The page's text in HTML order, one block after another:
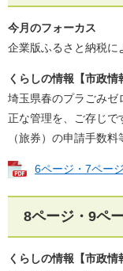
今月のフォーカス
企業版ふるさと納税に
くらしの情報【市政情
埼玉県春のプラごみゼ
正な管理を、ご存じで
（旅券）の申請手数
6ページ・7ペー
8ページ・9ペ
くらしの情報【市政情